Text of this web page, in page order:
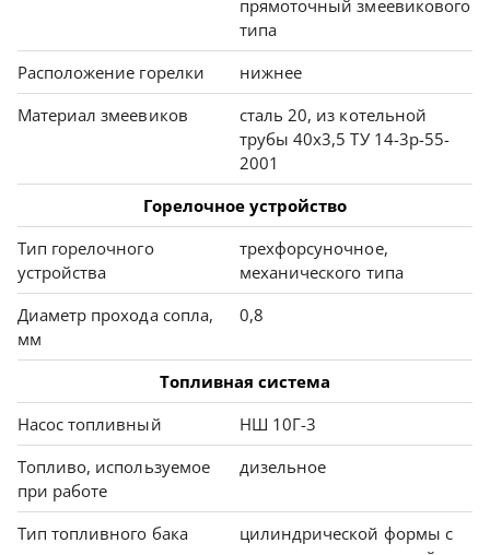
прямоточный змеевикового
типа
Расположение горелки
нижнее
Материал змеевиков
сталь 20, из котельной
трубы 40х3,5 ТУ 14-3р-55-
2001
Горелочное устройство
Тип горелочного
устройства
трехфорсуночное,
механического типа
Диаметр прохода сопла,
мм
0,8
Топливная система
Насос топливный
НШ 10Г-3
Топливо, используемое
при работе
дизельное
Тип топливного бака
цилиндрической формы с